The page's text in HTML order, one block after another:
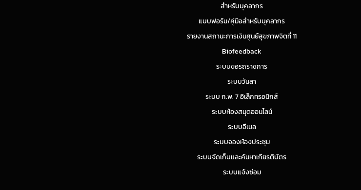
สำหรับบุคลากร
แบบฟอร์ม/คู่มือสำหรับบุคลากร
รายงานสถานะการเงินศูนย์สุขภาพจิตที่ 11
Biofeedback
ระบบขอรถราชการ
ระบบวันลา
ระบบ ก.พ. 7 อิเล็กทรอนิกส์
ระบบห้องสมุดออนไลน์
ระบบอีเมล
ระบบจองห้องประชุม
ระบบจัดเก็บและค้นหาเกียรติบัตร
ระบบแจ้งซ่อม